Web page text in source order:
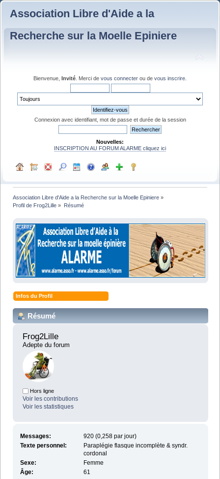
Association Libre d'Aide a la
Recherche sur la Moelle Epiniere
Bienvenue, Invité . Merci de vous connecter ou de vous inscrire
Connexion avec identifiant, mot de passe et durée de la session
Nouvelles:
INSCRIPTION AU FORUM ALARME cliquez ici
Association Libre d'Aide a la Recherche sur la Moelle Epiniere »
Profil de Frog2Lille » Résumé
Infos du Profil
Résumé
Frog2Lille
Adepte du forum
Hors ligne
Voir les contributions
Voir les statistiques
Messages:
920 (0,258 par jour)
Texte personnel:
Paraplégie flasque incomplète & syndr.
cordonal
Sexe:
Femme
Âge:
61